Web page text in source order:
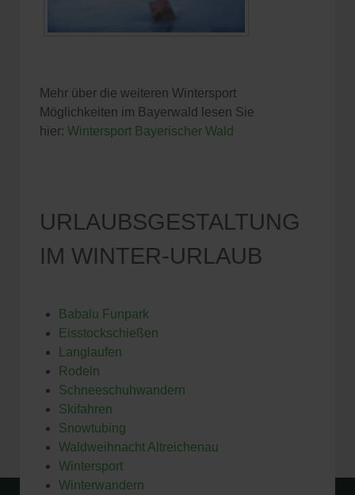
Mehr über die weiteren Wintersport
Möglichkeiten im Bayerwald lesen Sie
hier: Wintersport Bayerischer Wald
URLAUBSGESTALTUNG
IM WINTER-URLAUB
Babalu Funpark
Eisstockschießen
Langlaufen
Rodeln
Schneeschuhwandern
Skifahren
Snowtubing
Waldweihnacht Altreichenau
Wintersport
Winterwandern